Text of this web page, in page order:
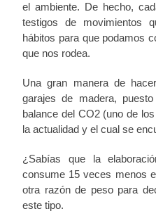
el ambiente. De hecho,
testigos de movimientos
hábitos para que podamos
que nos rodea.
Una gran manera de
garajes de madera,
balance del CO2 (uno de
la actualidad y el cual se
¿Sabías que la
consume 15 veces menos
otra razón de peso para
este tipo.